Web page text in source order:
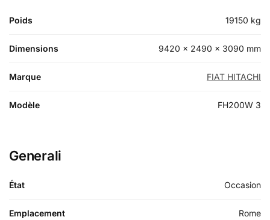
Poids 19150 kg
Dimensions 9420 × 2490 × 3090 mm
Marque FIAT HITACHI
Modèle FH200W 3
Generali
État Occasion
Emplacement Rome